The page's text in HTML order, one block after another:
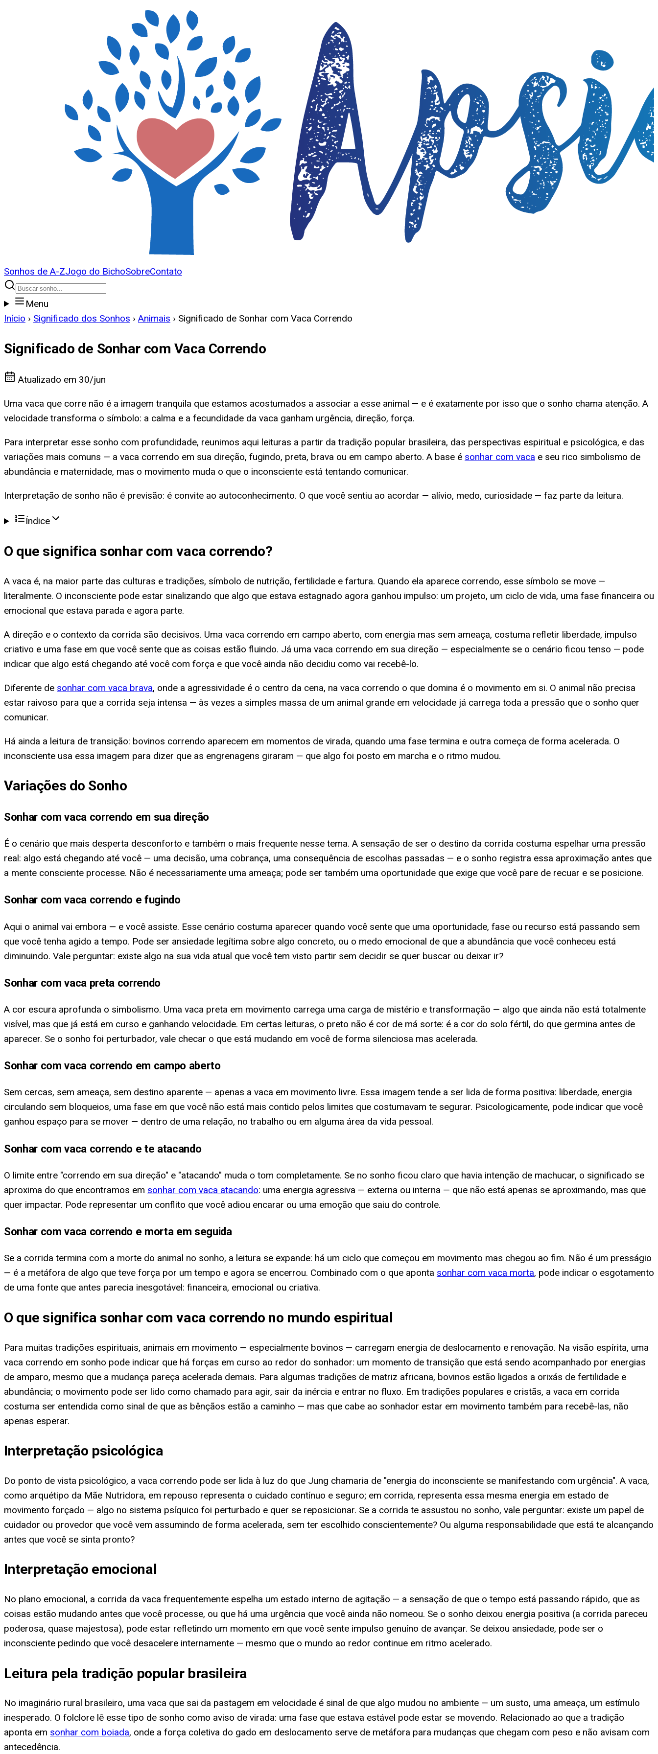
Sonhos de A-ZJogo do BichoSobreContato
Menu
Início › Significado dos Sonhos › Animais › Significado de Sonhar com Vaca Correndo
Significado de Sonhar com Vaca Correndo
Atualizado em 30/jun
Uma vaca que corre não é a imagem tranquila que estamos acostumados a associar a esse animal — e é exatamente por isso que o sonho chama atenção. A
velocidade transforma o símbolo: a calma e a fecundidade da vaca ganham urgência, direção, força.
Para interpretar esse sonho com profundidade, reunimos aqui leituras a partir da tradição popular brasileira, das perspectivas espiritual e psicológica, e das
variações mais comuns — a vaca correndo em sua direção, fugindo, preta, brava ou em campo aberto. A base é sonhar com vaca e seu rico simbolismo de
abundância e maternidade, mas o movimento muda o que o inconsciente está tentando comunicar.
Interpretação de sonho não é previsão: é convite ao autoconhecimento. O que você sentiu ao acordar — alívio, medo, curiosidade — faz parte da leitura.
Índice
O que significa sonhar com vaca correndo?
A vaca é, na maior parte das culturas e tradições, símbolo de nutrição, fertilidade e fartura. Quando ela aparece correndo, esse símbolo se move —
literalmente. O inconsciente pode estar sinalizando que algo que estava estagnado agora ganhou impulso: um projeto, um ciclo de vida, uma fase financeira ou
emocional que estava parada e agora parte.
A direção e o contexto da corrida são decisivos. Uma vaca correndo em campo aberto, com energia mas sem ameaça, costuma refletir liberdade, impulso
criativo e uma fase em que você sente que as coisas estão fluindo. Já uma vaca correndo em sua direção — especialmente se o cenário ficou tenso — pode
indicar que algo está chegando até você com força e que você ainda não decidiu como vai recebê-lo.
Diferente de sonhar com vaca brava, onde a agressividade é o centro da cena, na vaca correndo o que domina é o movimento em si. O animal não precisa
estar raivoso para que a corrida seja intensa — às vezes a simples massa de um animal grande em velocidade já carrega toda a pressão que o sonho quer
comunicar.
Há ainda a leitura de transição: bovinos correndo aparecem em momentos de virada, quando uma fase termina e outra começa de forma acelerada. O
inconsciente usa essa imagem para dizer que as engrenagens giraram — que algo foi posto em marcha e o ritmo mudou.
Variações do Sonho
Sonhar com vaca correndo em sua direção
É o cenário que mais desperta desconforto e também o mais frequente nesse tema. A sensação de ser o destino da corrida costuma espelhar uma pressão
real: algo está chegando até você — uma decisão, uma cobrança, uma consequência de escolhas passadas — e o sonho registra essa aproximação antes que
a mente consciente processe. Não é necessariamente uma ameaça; pode ser também uma oportunidade que exige que você pare de recuar e se posicione.
Sonhar com vaca correndo e fugindo
Aqui o animal vai embora — e você assiste. Esse cenário costuma aparecer quando você sente que uma oportunidade, fase ou recurso está passando sem
que você tenha agido a tempo. Pode ser ansiedade legítima sobre algo concreto, ou o medo emocional de que a abundância que você conheceu está
diminuindo. Vale perguntar: existe algo na sua vida atual que você tem visto partir sem decidir se quer buscar ou deixar ir?
Sonhar com vaca preta correndo
A cor escura aprofunda o simbolismo. Uma vaca preta em movimento carrega uma carga de mistério e transformação — algo que ainda não está totalmente
visível, mas que já está em curso e ganhando velocidade. Em certas leituras, o preto não é cor de má sorte: é a cor do solo fértil, do que germina antes de
aparecer. Se o sonho foi perturbador, vale checar o que está mudando em você de forma silenciosa mas acelerada.
Sonhar com vaca correndo em campo aberto
Sem cercas, sem ameaça, sem destino aparente — apenas a vaca em movimento livre. Essa imagem tende a ser lida de forma positiva: liberdade, energia
circulando sem bloqueios, uma fase em que você não está mais contido pelos limites que costumavam te segurar. Psicologicamente, pode indicar que você
ganhou espaço para se mover — dentro de uma relação, no trabalho ou em alguma área da vida pessoal.
Sonhar com vaca correndo e te atacando
O limite entre "correndo em sua direção" e "atacando" muda o tom completamente. Se no sonho ficou claro que havia intenção de machucar, o significado se
aproxima do que encontramos em sonhar com vaca atacando: uma energia agressiva — externa ou interna — que não está apenas se aproximando, mas que
quer impactar. Pode representar um conflito que você adiou encarar ou uma emoção que saiu do controle.
Sonhar com vaca correndo e morta em seguida
Se a corrida termina com a morte do animal no sonho, a leitura se expande: há um ciclo que começou em movimento mas chegou ao fim. Não é um presságio
— é a metáfora de algo que teve força por um tempo e agora se encerrou. Combinado com o que aponta sonhar com vaca morta, pode indicar o esgotamento
de uma fonte que antes parecia inesgotável: financeira, emocional ou criativa.
O que significa sonhar com vaca correndo no mundo espiritual
Para muitas tradições espirituais, animais em movimento — especialmente bovinos — carregam energia de deslocamento e renovação. Na visão espírita, uma
vaca correndo em sonho pode indicar que há forças em curso ao redor do sonhador: um momento de transição que está sendo acompanhado por energias
de amparo, mesmo que a mudança pareça acelerada demais. Para algumas tradições de matriz africana, bovinos estão ligados a orixás de fertilidade e
abundância; o movimento pode ser lido como chamado para agir, sair da inércia e entrar no fluxo. Em tradições populares e cristãs, a vaca em corrida
costuma ser entendida como sinal de que as bênçãos estão a caminho — mas que cabe ao sonhador estar em movimento também para recebê-las, não
apenas esperar.
Interpretação psicológica
Do ponto de vista psicológico, a vaca correndo pode ser lida à luz do que Jung chamaria de "energia do inconsciente se manifestando com urgência". A vaca,
como arquétipo da Mãe Nutridora, em repouso representa o cuidado contínuo e seguro; em corrida, representa essa mesma energia em estado de
movimento forçado — algo no sistema psíquico foi perturbado e quer se reposicionar. Se a corrida te assustou no sonho, vale perguntar: existe um papel de
cuidador ou provedor que você vem assumindo de forma acelerada, sem ter escolhido conscientemente? Ou alguma responsabilidade que está te alcançando
antes que você se sinta pronto?
Interpretação emocional
No plano emocional, a corrida da vaca frequentemente espelha um estado interno de agitação — a sensação de que o tempo está passando rápido, que as
coisas estão mudando antes que você processe, ou que há uma urgência que você ainda não nomeou. Se o sonho deixou energia positiva (a corrida pareceu
poderosa, quase majestosa), pode estar refletindo um momento em que você sente impulso genuíno de avançar. Se deixou ansiedade, pode ser o
inconsciente pedindo que você desacelere internamente — mesmo que o mundo ao redor continue em ritmo acelerado.
Leitura pela tradição popular brasileira
No imaginário rural brasileiro, uma vaca que sai da pastagem em velocidade é sinal de que algo mudou no ambiente — um susto, uma ameaça, um estímulo
inesperado. O folclore lê esse tipo de sonho como aviso de virada: uma fase que estava estável pode estar se movendo. Relacionado ao que a tradição
aponta em sonhar com boiada, onde a força coletiva do gado em deslocamento serve de metáfora para mudanças que chegam com peso e não avisam com
antecedência.